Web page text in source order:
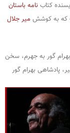
نامه باستان
که به کوشش میر جلال
گور به جهرم، سخن
پادشاهی بهرام گور